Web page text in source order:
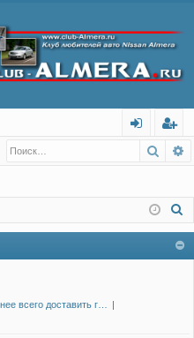
ег
тр
ац
ия
всего доставить г…